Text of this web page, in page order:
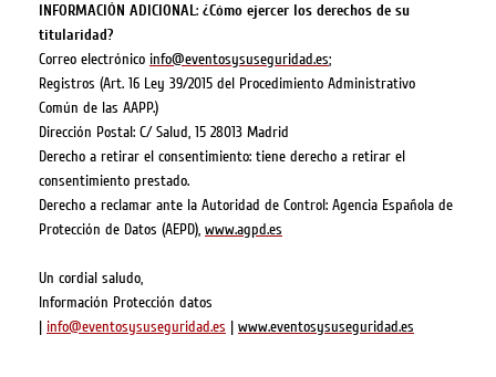
INFORMACIÓN ADICIONAL: ¿Cómo ejercer los derechos de su
titularidad?
Correo electrónico info@eventosysuseguridad.es;
Registros (Art. 16 Ley 39/2015 del Procedimiento Administrativo
Común de las AAPP.)
Dirección Postal: C/ Salud, 15 28013 Madrid
Derecho a retirar el consentimiento: tiene derecho a retirar el
consentimiento prestado.
Derecho a reclamar ante la Autoridad de Control: Agencia Española de
Protección de Datos (AEPD), www.agpd.es
Un cordial saludo,
Información Protección datos
| info@eventosysuseguridad.es | www.eventosysuseguridad.es